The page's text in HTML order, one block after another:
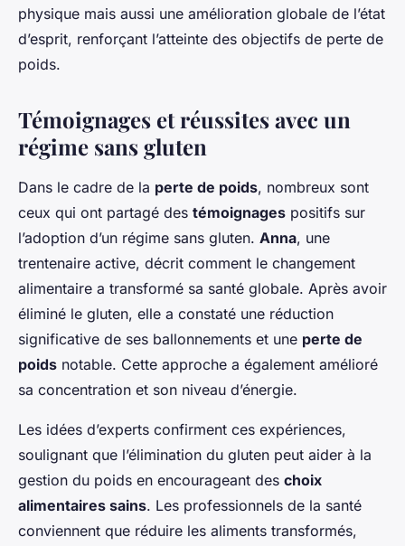
physique mais aussi une amélioration globale de l’état
d’esprit, renforçant l’atteinte des objectifs de perte de
poids.
Témoignages et réussites avec un
régime sans gluten
Dans le cadre de la perte de poids, nombreux sont
ceux qui ont partagé des témoignages positifs sur
l’adoption d’un régime sans gluten. Anna, une
trentenaire active, décrit comment le changement
alimentaire a transformé sa santé globale. Après avoir
éliminé le gluten, elle a constaté une réduction
significative de ses ballonnements et une perte de
poids notable. Cette approche a également amélioré
sa concentration et son niveau d’énergie.
Les idées d’experts confirment ces expériences,
soulignant que l’élimination du gluten peut aider à la
gestion du poids en encourageant des choix
alimentaires sains. Les professionnels de la santé
conviennent que réduire les aliments transformés,